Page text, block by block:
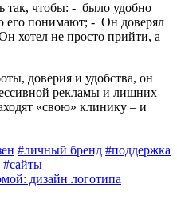
так, чтобы: - было удобно
его понимают; - Он доверял
хотел не просто прийти, а
доверия и удобства, он
рекламы и лишних
«свою» клинику – и
#личный бренд #поддержка
#сайты